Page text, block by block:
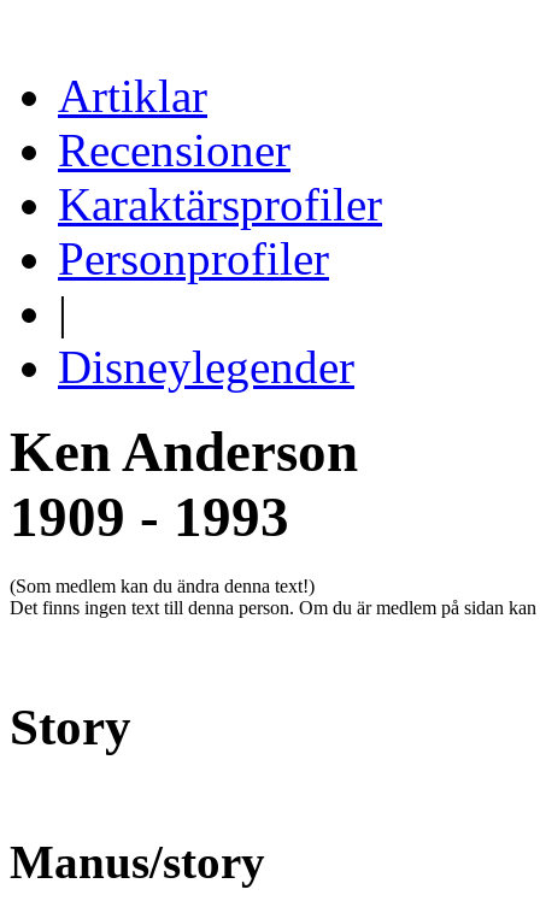
Artiklar
Recensioner
Karaktärsprofiler
Personprofiler
|
Disneylegender
Ken Anderson
1909 - 1993
(Som medlem kan du ändra denna text!)
Det finns ingen text till denna person. Om du är medlem på sidan
Story
Manus/story